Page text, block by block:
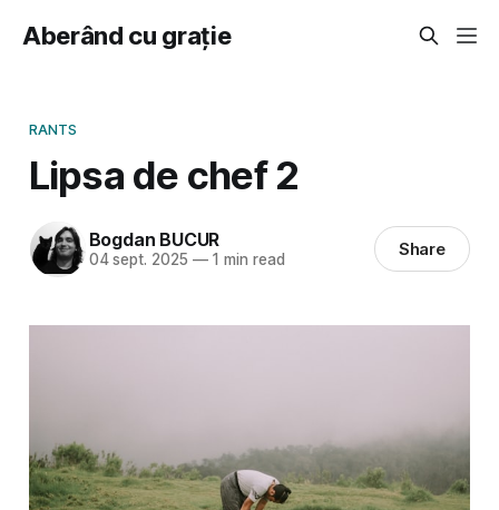
Aberând cu grație
RANTS
Lipsa de chef 2
Bogdan BUCUR
04 sept. 2025 —1 min read Share